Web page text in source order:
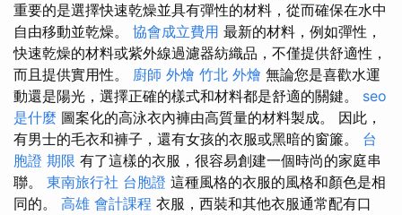
重要的是選擇快速乾燥並具有彈性的材料，從而確保在水中
自由移動並乾燥。 協會成立費用 最新的材料，例如彈性，
快速乾燥的材料或紫外線過濾器紡織品，不僅提供舒適性，
而且提供實用性。 廚師 外燴 竹北 外燴 無論您是喜歡水運
動還是陽光，選擇正確的樣式和材料都是舒適的關鍵。 seo
是什麼 圖案化的高泳衣內褲由高質量的材料製成。 因此，
有男士的毛衣和褲子，還有女孩的衣服或黑暗的窗簾。 台
胞證 期限 有了這樣的衣服，很容易創建一個時尚的家庭串
聯。 東南旅行社 台胞證 這種風格的衣服的風格和顏色是相
同的。 高雄 會計課程 衣服，西裝和其他衣服通常配有口